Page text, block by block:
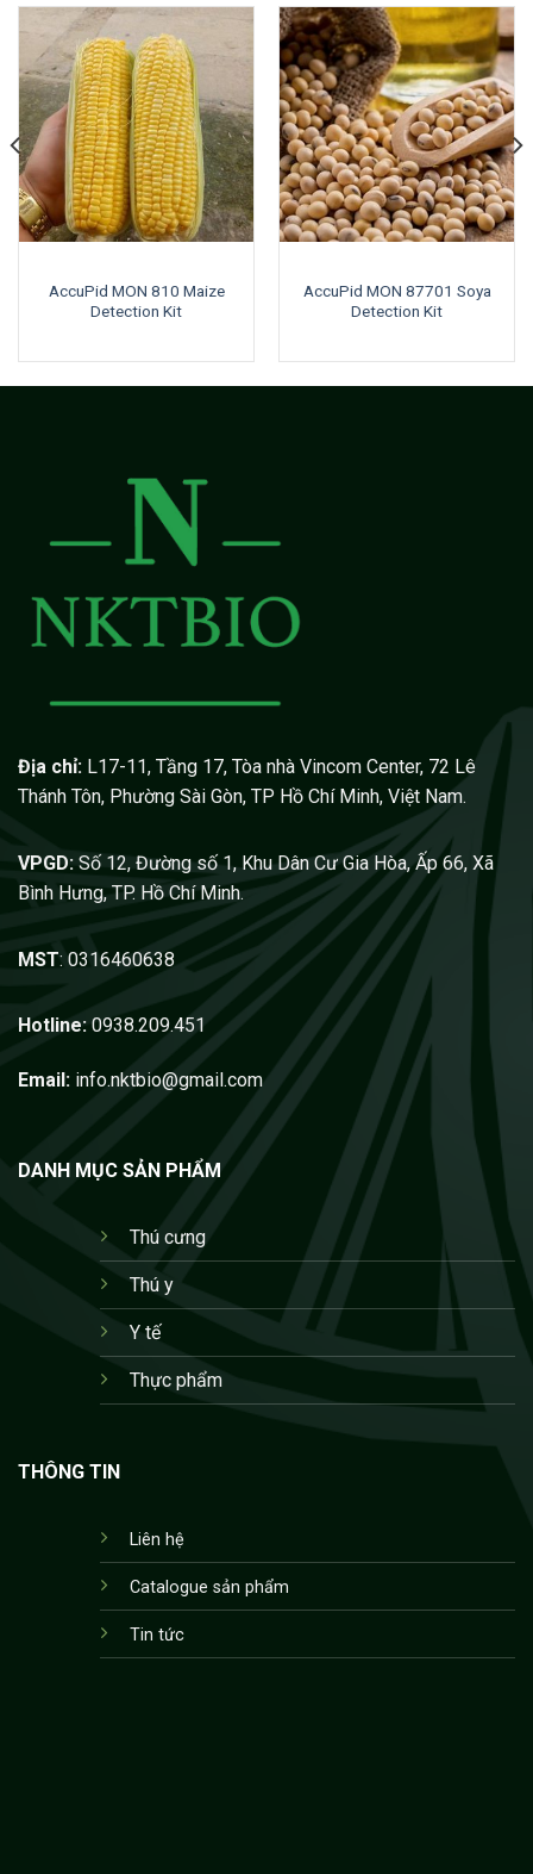
AccuPid MON 810 Maize
Detection Kit
AccuPid MON 87701 Soya
Detection Kit
Địa chỉ: L17-11, Tầng 17, Tòa nhà Vincom Center, 72 Lê
Thánh Tôn, Phường Sài Gòn, TP Hồ Chí Minh, Việt Nam.
VPGD: Số 12, Đường số 1, Khu Dân Cư Gia Hòa, Ấp 66, Xã
Bình Hưng, TP. Hồ Chí Minh.
MST: 0316460638
Hotline: 0938.209.451
Email: info.nktbio@gmail.com
DANH MỤC SẢN PHẨM
Thú cưng
Thú y
Y tế
Thực phẩm
THÔNG TIN
Liên hệ
Catalogue sản phẩm
Tin tức